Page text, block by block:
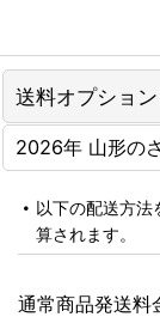
送料オプション
2026年 山形の
以下の配送方法
算されます。
通常商品発送料